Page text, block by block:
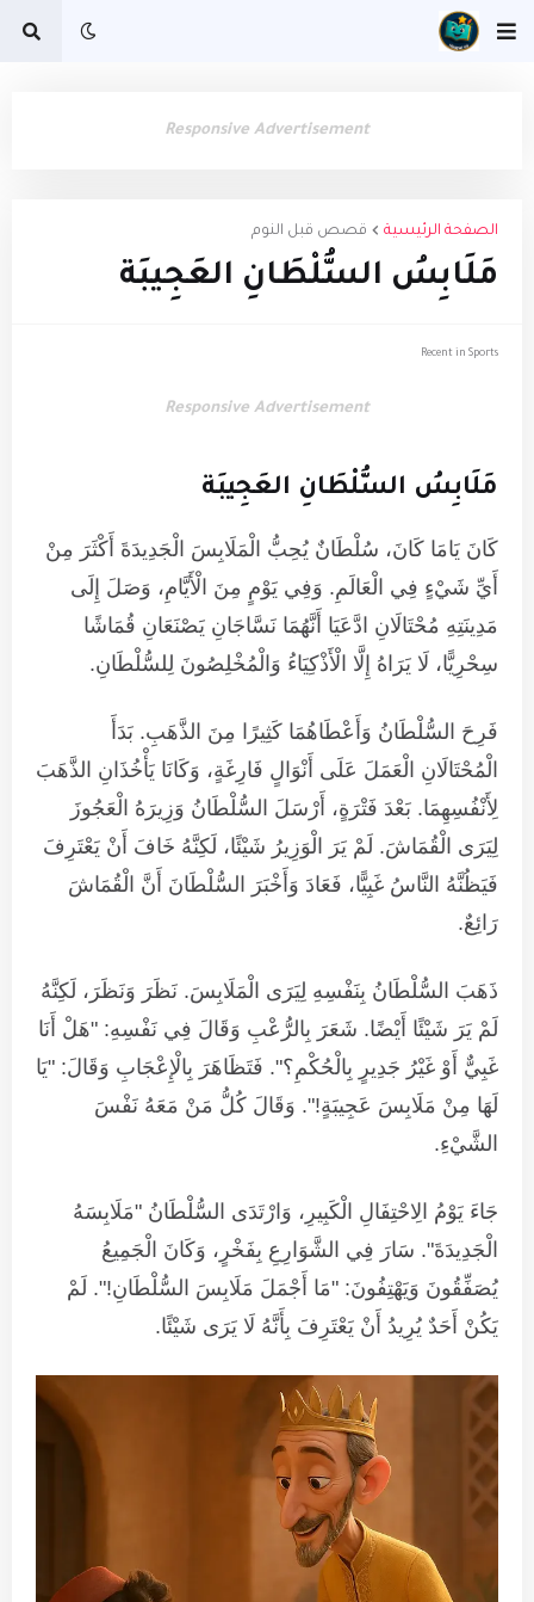
Responsive Advertisement
الصفحة الرئيسية قصص قبل النوم
مَلَابِسُ السُّلْطَانِ العَجِيبَة
Recent in Sports
Responsive Advertisement
مَلَابِسُ السُّلْطَانِ العَجِيبَة
كَانَ يَامَا كَانَ، سُلْطَانٌ يُحِبُّ الْمَلَابِسَ الْجَدِيدَةَ أَكْثَرَ مِنْ
أَيِّ شَيْءٍ فِي الْعَالَمِ. وَفِي يَوْمٍ مِنَ الْأَيَّامِ، وَصَلَ إِلَى
مَدِينَتِهِ مُحْتَالَانِ ادَّعَيَا أَنَّهُمَا نَسَّاجَانِ يَصْنَعَانِ قُمَاشًا
سِحْرِيًّا، لَا يَرَاهُ إِلَّا الْأَذْكِيَاءُ وَالْمُخْلِصُونَ لِلسُّلْطَانِ.
فَرِحَ السُّلْطَانُ وَأَعْطَاهُمَا كَثِيرًا مِنَ الذَّهَبِ. بَدَأَ
الْمُحْتَالَانِ الْعَمَلَ عَلَى أَنْوَالٍ فَارِغَةٍ، وَكَانَا يَأْخُذَانِ الذَّهَبَ
لِأَنْفُسِهِمَا. بَعْدَ فَتْرَةٍ، أَرْسَلَ السُّلْطَانُ وَزِيرَهُ الْعَجُوزَ
لِيَرَى الْقُمَاشَ. لَمْ يَرَ الْوَزِيرُ شَيْئًا، لَكِنَّهُ خَافَ أَنْ يَعْتَرِفَ
فَيَظُنَّهُ النَّاسُ غَبِيًّا، فَعَادَ وَأَخْبَرَ السُّلْطَانَ أَنَّ الْقُمَاشَ
رَائِعٌ.
ذَهَبَ السُّلْطَانُ بِنَفْسِهِ لِيَرَى الْمَلَابِسَ. نَظَرَ وَنَظَرَ، لَكِنَّهُ
لَمْ يَرَ شَيْئًا أَيْضًا. شَعَرَ بِالرُّعْبِ وَقَالَ فِي نَفْسِهِ: "هَلْ أَنَا
غَبِيٌّ أَوْ غَيْرُ جَدِيرٍ بِالْحُكْمِ؟". فَتَظَاهَرَ بِالْإِعْجَابِ وَقَالَ: "يَا
لَهَا مِنْ مَلَابِسَ عَجِيبَةٍ!". وَقَالَ كُلُّ مَنْ مَعَهُ نَفْسَ
الشَّيْءِ.
جَاءَ يَوْمُ الِاحْتِفَالِ الْكَبِيرِ، وَارْتَدَى السُّلْطَانُ "مَلَابِسَهُ
الْجَدِيدَةَ". سَارَ فِي الشَّوَارِعِ بِفَخْرٍ، وَكَانَ الْجَمِيعُ
يُصَفِّقُونَ وَيَهْتِفُونَ: "مَا أَجْمَلَ مَلَابِسَ السُّلْطَانِ!". لَمْ
يَكُنْ أَحَدٌ يُرِيدُ أَنْ يَعْتَرِفَ بِأَنَّهُ لَا يَرَى شَيْئًا.